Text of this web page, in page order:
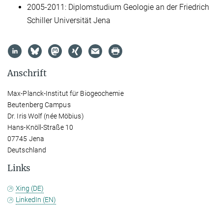
2005-2011: Diplomstudium Geologie an der Friedrich
Schiller Universität Jena
Anschrift
Max-Planck-Institut für Biogeochemie
Beutenberg Campus
Dr. Iris Wolf (née Möbius)
Hans-Knöll-Straße 10
07745 Jena
Deutschland
Links
Xing (DE)
LinkedIn (EN)